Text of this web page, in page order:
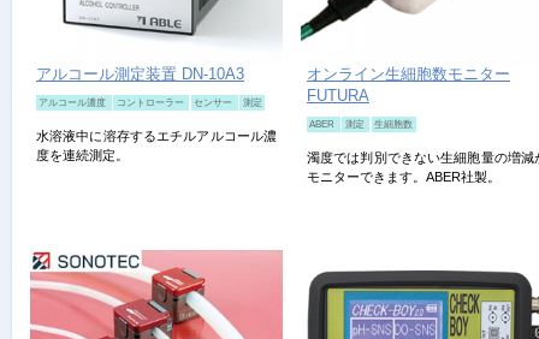
アルコール測定装置 DN-10A3
アルコール濃度 コントローラー センサー 測定
水溶液中に溶存するエチルアルコール濃
度を連続測定。
オンライン生細胞数モニター
FUTURA
ABER 測定 生細胞数
濁度では判別できない生細胞量の増減
モニターできます。ABER社製。